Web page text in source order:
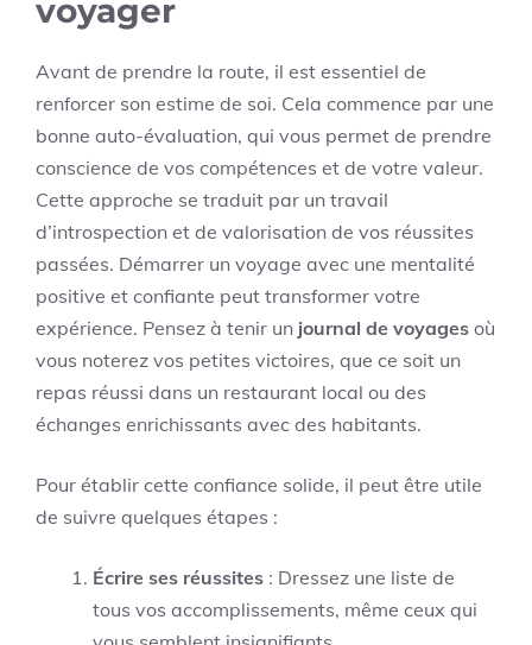
voyager
Avant de prendre la route, il est essentiel de
renforcer son estime de soi. Cela commence par une
bonne auto-évaluation, qui vous permet de prendre
conscience de vos compétences et de votre valeur.
Cette approche se traduit par un travail
d’introspection et de valorisation de vos réussites
passées. Démarrer un voyage avec une mentalité
positive et confiante peut transformer votre
expérience. Pensez à tenir un journal de voyages où
vous noterez vos petites victoires, que ce soit un
repas réussi dans un restaurant local ou des
échanges enrichissants avec des habitants.
Pour établir cette confiance solide, il peut être utile
de suivre quelques étapes :
Écrire ses réussites : Dressez une liste de
tous vos accomplissements, même ceux qui